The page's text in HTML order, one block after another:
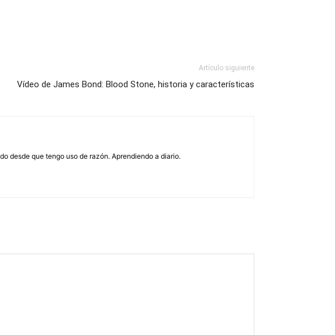
Artículo siguiente
Vídeo de James Bond: Blood Stone, historia y características
desde que tengo uso de razón. Aprendiendo a diario.